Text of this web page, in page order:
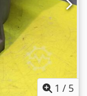
1 / 5